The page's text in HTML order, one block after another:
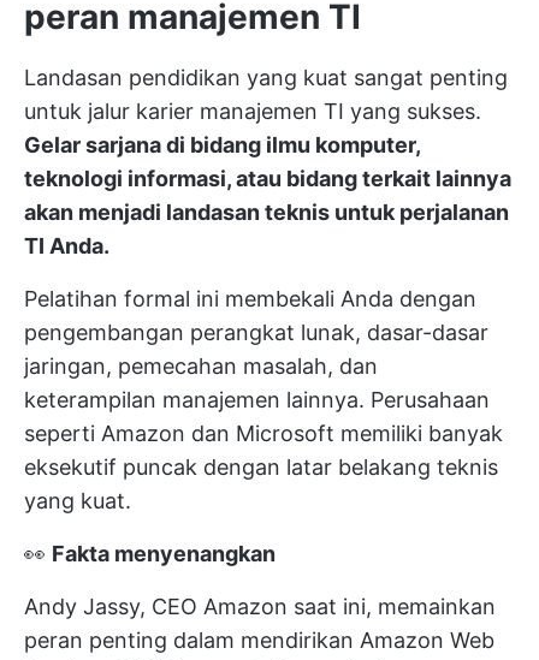
peran manajemen TI
Landasan pendidikan yang kuat sangat penting
untuk jalur karier manajemen TI yang sukses.
Gelar sarjana di bidang ilmu komputer,
teknologi informasi, atau bidang terkait lainnya
akan menjadi landasan teknis untuk perjalanan
TI Anda.
Pelatihan formal ini membekali Anda dengan
pengembangan perangkat lunak, dasar-dasar
jaringan, pemecahan masalah, dan
keterampilan manajemen lainnya. Perusahaan
seperti Amazon dan Microsoft memiliki banyak
eksekutif puncak dengan latar belakang teknis
yang kuat.
👀 Fakta menyenangkan
Andy Jassy, CEO Amazon saat ini, memainkan
peran penting dalam mendirikan Amazon Web